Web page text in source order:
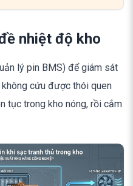
nhiệt độ kho
lý pin BMS) để giám sát
cứu được thói quen
tục trong kho nóng, rồi cắm